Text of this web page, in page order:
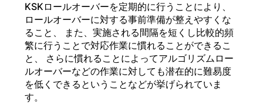
KSKロールオーバーを定期的に行うことにより、
ロールオーバーに対する事前準備が整えやすくな
ること、 また、実施される間隔を短くし比較的頻
繁に行うことで対応作業に慣れることができるこ
と、 さらに慣れることによってアルゴリズムロー
ルオーバーなどの作業に対しても潜在的に難易度
を低くできるということなどが挙げられていま
す。